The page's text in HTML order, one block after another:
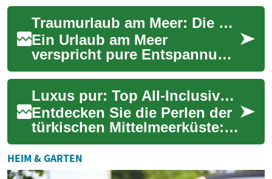
Patientengruppen sind
gezielte Anpassung...
Traumurlaub am Meer: Die perfekte Auszeit im Beach Resort
Ein Urlaub am Meer
verspricht pure Entspannung
und unvergessliche
Momente. Die Kombination
aus luxuriösem Resort, end...
Luxus pur: Top All-Inclusive-Resorts an der Türkischen Riviera
Entdecken Sie die Perlen der
türkischen Mittelmeerküste:
Exklusive All-Inclusive-
Resorts, die Entspannung
und Luxus a...
HEIM & GARTEN